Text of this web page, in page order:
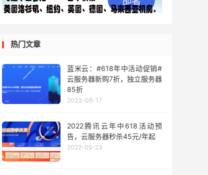
热门文章
蓝米云：#618年中活动促销#
云服务器新购7折，独立服务器
85折
2023-06-17
2022腾讯云年中618活动预
告，云服务器秒杀45元/年起
2022-05-23